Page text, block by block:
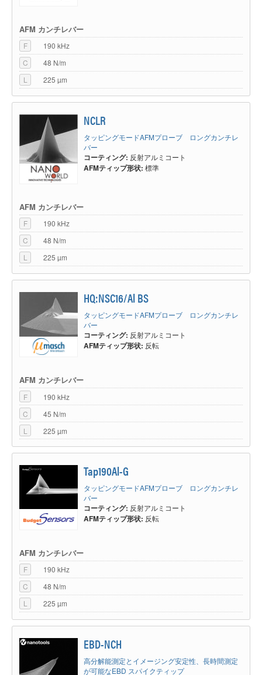
AFM カンチレバー
F
190 kHz
C
48 N/m
L
225 µm
NCLR
タッピングモードAFMプローブ ロングカンチレ
バー
コーティング: 反射アルミコート
AFMティップ形状: 標準
AFM カンチレバー
F
190 kHz
C
48 N/m
L
225 µm
HQ:NSC16/Al BS
タッピングモードAFMプローブ ロングカンチレ
バー
コーティング: 反射アルミコート
AFMティップ形状: 反転
AFM カンチレバー
F
190 kHz
C
45 N/m
L
225 µm
Tap190Al-G
タッピングモードAFMプローブ ロングカンチレ
バー
コーティング: 反射アルミコート
AFMティップ形状: 反転
AFM カンチレバー
F
190 kHz
C
48 N/m
L
225 µm
EBD-NCH
高分解能測定とイメージング安定性、長時間測定
が可能なEBD スパイクティップ